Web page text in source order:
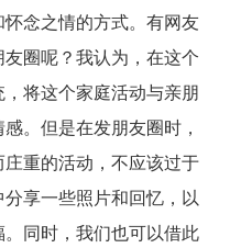
念之情的方式。有网友
圈呢？我认为，在这个
将这个家庭活动与亲朋
。但是在发朋友圈时，
重的活动，不应该过于
享一些照片和回忆，以
同时，我们也可以借此